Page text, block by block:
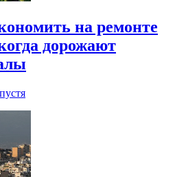
на ремонте
дорожают